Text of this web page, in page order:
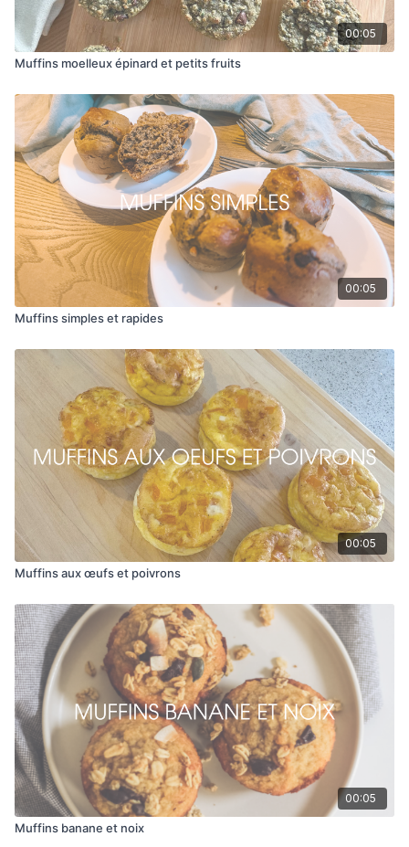
00:05
Muffins moelleux épinard et petits fruits
00:05
Muffins simples et rapides
00:05
Muffins aux œufs et poivrons
00:05
Muffins banane et noix